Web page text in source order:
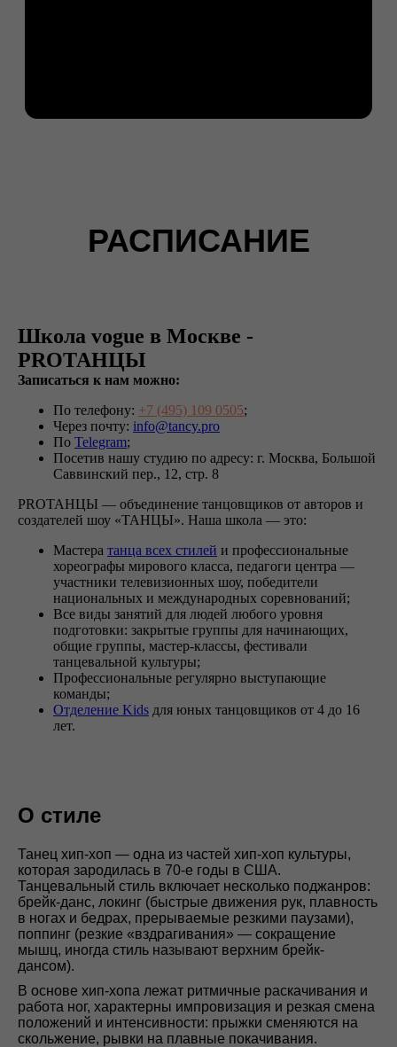
Школа vogue в Москве -
PROТАНЦЫ
Записаться к нам можно:
По телефону: +7 (495) 109 0505;
Через почту: info@tancy.pro
По Telegram;
Посетив нашу студию по адресу: г. Москва, Большой
Саввинский пер., 12, стр. 8
PROТАНЦЫ — объединение танцовщиков от авторов и
создателей шоу «ТАНЦЫ». Наша школа — это:
Мастера танца всех стилей и профессиональные
хореографы мирового класса, педагоги центра —
участники телевизионных шоу, победители
национальных и международных соревнований;
Все виды занятий для людей любого уровня
подготовки: закрытые группы для начинающих,
общие группы, мастер-классы, фестивали
танцевальной культуры;
Профессиональные регулярно выступающие
команды;
Отделение Kids для юных танцовщиков от 4 до 16
лет.
О стиле
Танец хип-хоп — одна из частей хип-хоп культуры,
которая зародилась в 70-е годы в США.
Танцевальный стиль включает несколько поджанров:
брейк-данс, локинг (быстрые движения рук, плавность
в ногах и бедрах, прерываемые резкими паузами),
поппинг (резкие «вздрагивания» — сокращение
мышц, иногда стиль называют верхним брейк-
дансом).
В основе хип-хопа лежат ритмичные раскачивания и
работа ног, характерны импровизация и резкая смена
положений и интенсивности: прыжки сменяются на
скольжение, рывки на плавные покачивания.